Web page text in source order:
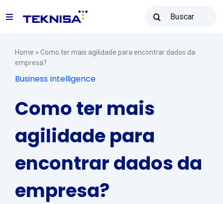
para
resultados
Toggle
Soluções
Teknisa Revenda
Vendas: (31) 2122-2300
Contato
Home » Como ter mais agilidade para encontrar dados da
empresa?
Business Intelligence
Como ter mais
agilidade para
encontrar dados da
empresa?